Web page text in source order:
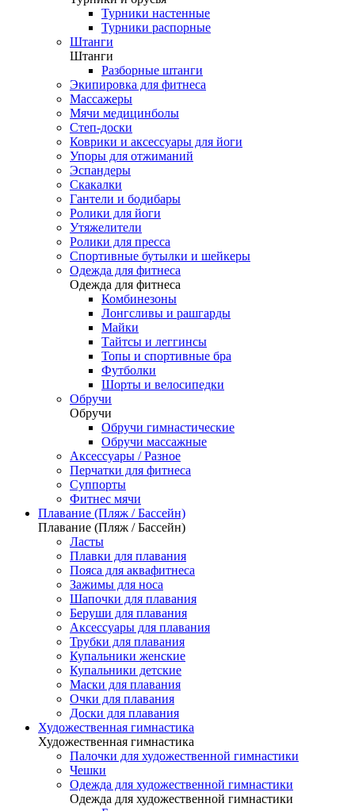
Турники настенные
Турники распорные
Штанги
Штанги
Разборные штанги
Экипировка для фитнеса
Массажеры
Мячи медицинболы
Степ-доски
Коврики и аксессуары для йоги
Упоры для отжиманий
Эспандеры
Скакалки
Гантели и бодибары
Ролики для йоги
Утяжелители
Ролики для пресса
Спортивные бутылки и шейкеры
Одежда для фитнеса
Одежда для фитнеса
Комбинезоны
Лонгсливы и рашгарды
Майки
Тайтсы и леггинсы
Топы и спортивные бра
Футболки
Шорты и велосипедки
Обручи
Обручи
Обручи гимнастические
Обручи массажные
Аксессуары / Разное
Перчатки для фитнеса
Суппорты
Фитнес мячи
Плавание (Пляж / Бассейн)
Плавание (Пляж / Бассейн)
Ласты
Плавки для плавания
Пояса для аквафитнеса
Зажимы для носа
Шапочки для плавания
Беруши для плавания
Аксессуары для плавания
Трубки для плавания
Купальники женские
Купальники детские
Маски для плавания
Очки для плавания
Доски для плавания
Художественная гимнастика
Художественная гимнастика
Палочки для художественной гимнастики
Чешки
Одежда для художественной гимнастики
Одежда для художественной гимнастики